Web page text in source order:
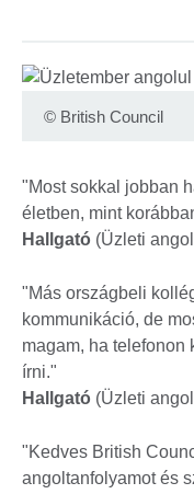
© British Council
"Most sokkal jobban
életben, mint
Hallgató (Üzleti
"Más országbeli
kommunikáció, de
magam, ha telefonon
írni."
Hallgató (Üzleti
"Kedves British
angoltanfolyamot és